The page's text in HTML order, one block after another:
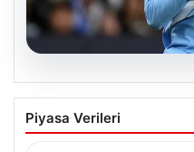
Galatasaray’da
Manchester
Piyasa Verileri